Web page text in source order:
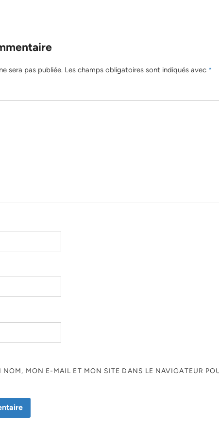
sera pas publiée. Les champs obligatoires sont indiqués avec *
NOM, MON E-MAIL ET MON SITE DANS LE NAVIGATEUR